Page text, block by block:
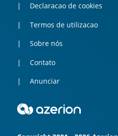
Declaracao de cookies
Termos de utilizacao
Sobre nós
Contato
Anunciar